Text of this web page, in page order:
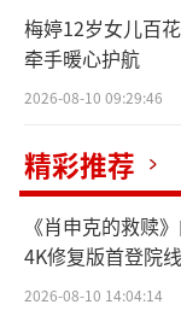
游学团玩
称号
梅婷12岁女儿百
牵手暖心护航
2026-08-10 09:29:46
精彩推荐
《肖申克的救赎
4K修复版首登院线
2026-08-10 14:04:14